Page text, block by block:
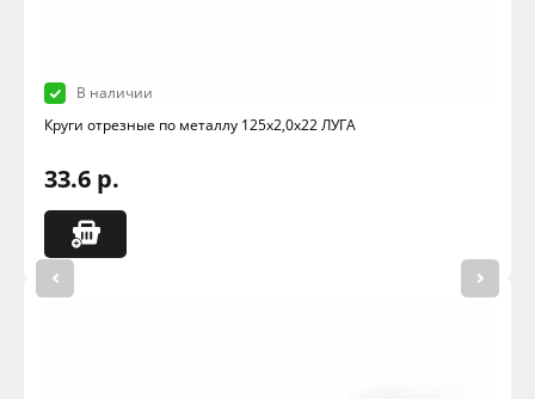
В наличии
Круги отрезные по металлу 125х2,0х22 ЛУГА
33.6 р.